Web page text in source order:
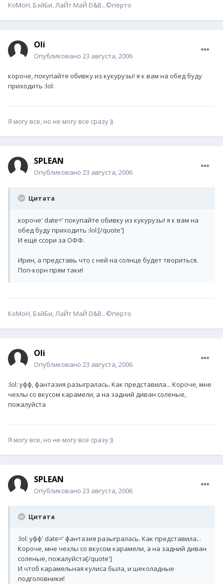
КоМоН, БэйБи, ЛаЙт МаЙ D&B...©пёрто
Oli
Опубликовано 23 августа, 2006
короче, покупайте обивку из кукурузы! я к вам на обед буду
приходить :lol:
Я могу все, но не могу все сразу ))
SPLEAN
Опубликовано 23 августа, 2006
Цитата
короче' date=' покупайте обивку из кукурузы! я к вам на
обед буду приходить :lol:[/quote']
И ещё ссори за ОФФ.
Ирин, а представь что с ней на солнце будет твориться.
Поп-корн прям таки!
КоМоН, БэйБи, ЛаЙт МаЙ D&B...©пёрто
Oli
Опубликовано 23 августа, 2006
:lol: уфф, фантазия разыгралась. Как представила... Короче, мне
чехлы со вкусом карамели, а на задний диван соленые,
пожалуйста
Я могу все, но не могу все сразу ))
SPLEAN
Опубликовано 23 августа, 2006
Цитата
:lol: уфф' date=' фантазия разыгралась. Как представила...
Короче, мне чехлы со вкусом карамели, а на задний диван
соленые, пожалуйста[/quote']
И чтоб карамельная кулиса была, и шеколадные
подголовники!